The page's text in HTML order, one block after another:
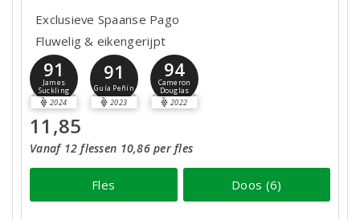
Exclusieve Spaanse Pago
Fluwelig & eikengerijpt
91
James
Suckling
2024
91
Guía Peñín
2023
94
Cameron
Douglas
2022
11,85
Vanaf 12 flessen 10,86 per fles
Fles Doos (6)